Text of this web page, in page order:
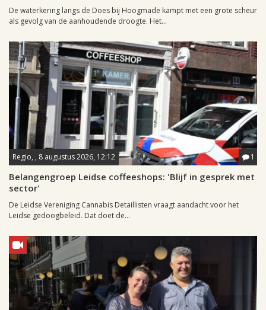
De waterkering langs de Does bij Hoogmade kampt met een grote scheur
als gevolg van de aanhoudende droogte. Het...
Regio, , 8 augustus 2026, 12:12 1
Belangengroep Leidse coffeeshops: 'Blijf in gesprek met
sector'
De Leidse Vereniging Cannabis Detaillisten vraagt aandacht voor het
Leidse gedoogbeleid. Dat doet de...